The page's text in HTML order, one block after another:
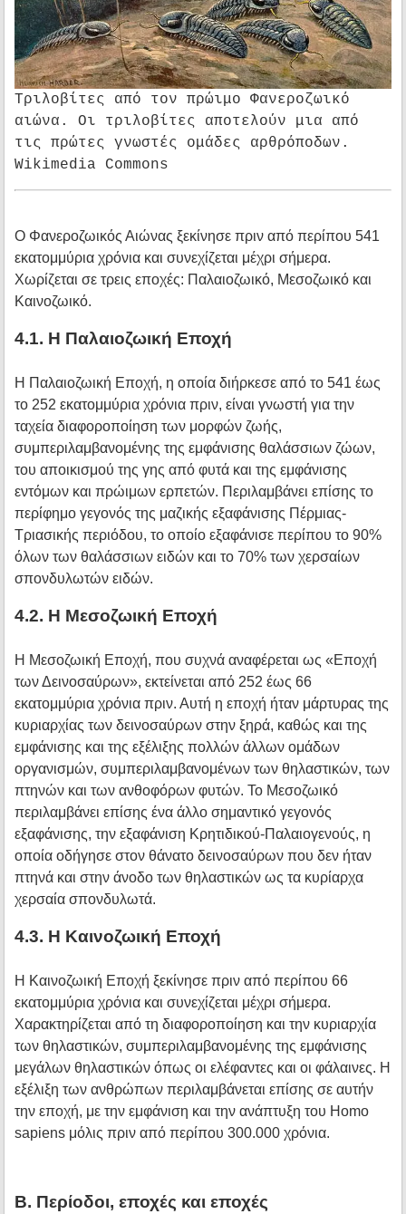
Τριλοβίτες από τον πρώιμο Φανεροζωικό
αιώνα. Οι τριλοβίτες αποτελούν μια από
τις πρώτες γνωστές ομάδες αρθρόποδων.
Wikimedia Commons
Ο Φανεροζωικός Αιώνας ξεκίνησε πριν από περίπου 541
εκατομμύρια χρόνια και συνεχίζεται μέχρι σήμερα.
Χωρίζεται σε τρεις εποχές: Παλαιοζωικό, Μεσοζωικό και
Καινοζωικό.
4.1. Η Παλαιοζωική Εποχή
Η Παλαιοζωική Εποχή, η οποία διήρκεσε από το 541 έως
το 252 εκατομμύρια χρόνια πριν, είναι γνωστή για την
ταχεία διαφοροποίηση των μορφών ζωής,
συμπεριλαμβανομένης της εμφάνισης θαλάσσιων ζώων,
του αποικισμού της γης από φυτά και της εμφάνισης
εντόμων και πρώιμων ερπετών. Περιλαμβάνει επίσης το
περίφημο γεγονός της μαζικής εξαφάνισης Πέρμιας-
Τριασικής περιόδου, το οποίο εξαφάνισε περίπου το 90%
όλων των θαλάσσιων ειδών και το 70% των χερσαίων
σπονδυλωτών ειδών.
4.2. Η Μεσοζωική Εποχή
Η Μεσοζωική Εποχή, που συχνά αναφέρεται ως «Εποχή
των Δεινοσαύρων», εκτείνεται από 252 έως 66
εκατομμύρια χρόνια πριν. Αυτή η εποχή ήταν μάρτυρας της
κυριαρχίας των δεινοσαύρων στην ξηρά, καθώς και της
εμφάνισης και της εξέλιξης πολλών άλλων ομάδων
οργανισμών, συμπεριλαμβανομένων των θηλαστικών, των
πτηνών και των ανθοφόρων φυτών. Το Μεσοζωικό
περιλαμβάνει επίσης ένα άλλο σημαντικό γεγονός
εξαφάνισης, την εξαφάνιση Κρητιδικού-Παλαιογενούς, η
οποία οδήγησε στον θάνατο δεινοσαύρων που δεν ήταν
πτηνά και στην άνοδο των θηλαστικών ως τα κυρίαρχα
χερσαία σπονδυλωτά.
4.3. Η Καινοζωική Εποχή
Η Καινοζωική Εποχή ξεκίνησε πριν από περίπου 66
εκατομμύρια χρόνια και συνεχίζεται μέχρι σήμερα.
Χαρακτηρίζεται από τη διαφοροποίηση και την κυριαρχία
των θηλαστικών, συμπεριλαμβανομένης της εμφάνισης
μεγάλων θηλαστικών όπως οι ελέφαντες και οι φάλαινες. Η
εξέλιξη των ανθρώπων περιλαμβάνεται επίσης σε αυτήν
την εποχή, με την εμφάνιση και την ανάπτυξη του Homo
sapiens μόλις πριν από περίπου 300.000 χρόνια.
Β. Περίοδοι, εποχές και εποχές